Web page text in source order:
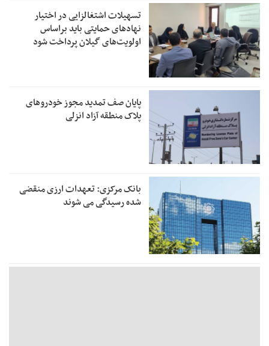
تسهیلات اشتغالزایی در اختیار
نهادهای حمایتی باید براساس
اولویت‌های گیلان پرداخت شود
پایان صف تمدید مجوز خودروهای
پلاک منطقه آزاد انزلی
بانک مرکزی: تعهدات ارزی منقضی
شده رسیدگی می شوند